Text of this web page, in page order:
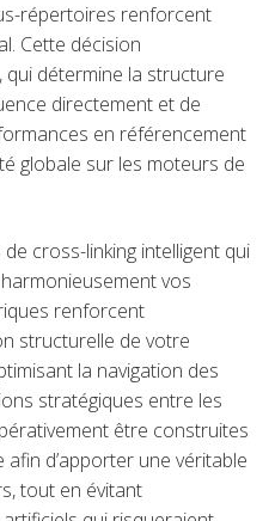
répertoires renforcent
Cette décision
détermine la structure
directement et de
en référencement
globale sur les moteurs de
cross-linking intelligent qui
vos
renforcent
structurelle de votre
la navigation des
stratégiques entre les
être construites
d’apporter une véritable
tout en évitant